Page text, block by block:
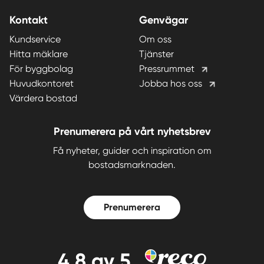
Kontakt
Kundservice
Hitta mäklare
För byggbolag
Huvudkontoret
Värdera bostad
Genvägar
Om oss
Tjänster
Pressrummet
Jobba hos oss
Prenumerera på vårt nyhetsbrev
Få nyheter, guider och inspiration om
bostadsmarknaden.
Prenumerera